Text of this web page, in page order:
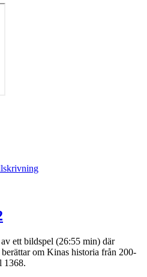
ett bildspel (26:55 min) där
om Kinas historia från 200-
1368.